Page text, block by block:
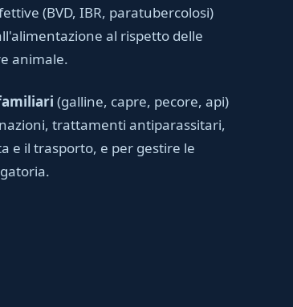
(BVD, IBR, paratubercolosi)
al rispetto delle
animale.
(galline, capre, pecore, api)
trattamenti antiparassitari,
e il trasporto, e per gestire le